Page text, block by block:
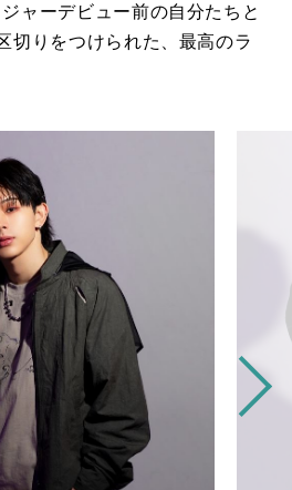
ャーデビュー前の自分たちと
切りをつけられた、最高のラ